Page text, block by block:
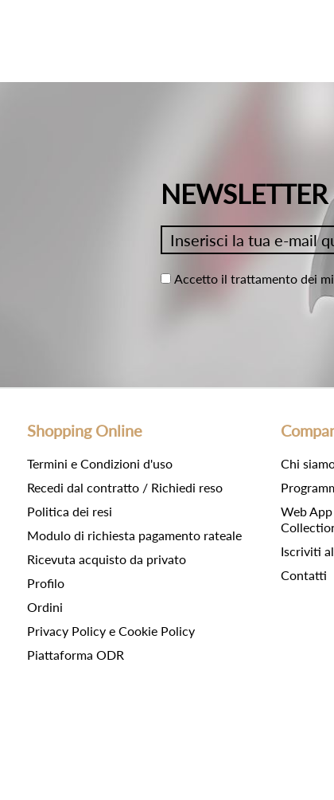
NEWSLETTER
Accetto il trattamento dei
Shopping Online
Termini e Condizioni d'uso
Recedi dal contratto / Richiedi reso
Politica dei resi
Modulo di richiesta pagamento rateale
Ricevuta acquisto da privato
Profilo
Ordini
Privacy Policy e Cookie Policy
Piattaforma ODR
Chi
Web
Iscriviti
Contatti